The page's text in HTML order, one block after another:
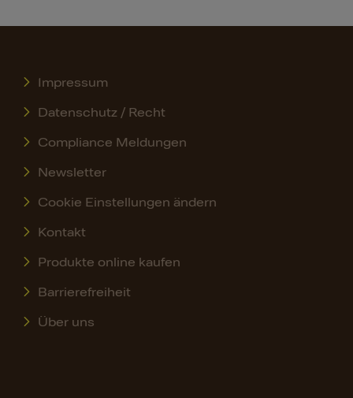
Impressum
Datenschutz / Recht
Compliance Meldungen
Newsletter
Cookie Einstellungen ändern
Kontakt
Produkte online kaufen
Barrierefreiheit
Über uns